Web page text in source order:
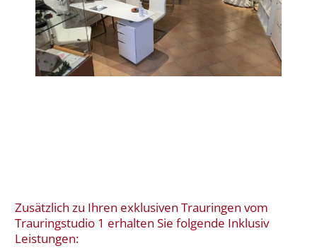
Zusätzlich zu Ihren exklusiven Trauringen vom
Trauringstudio 1 erhalten Sie folgende Inklusiv
Leistungen: